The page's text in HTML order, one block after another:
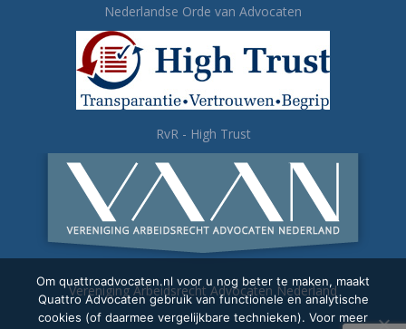
Nederlandse Orde van Advocaten
RvR - High Trust
Vereniging Arbeidsrecht Advocaten Nederland
Om quattroadvocaten.nl voor u nog beter te maken, maakt
Quattro Advocaten gebruik van functionele en analytische
cookies (of daarmee vergelijkbare technieken). Voor meer